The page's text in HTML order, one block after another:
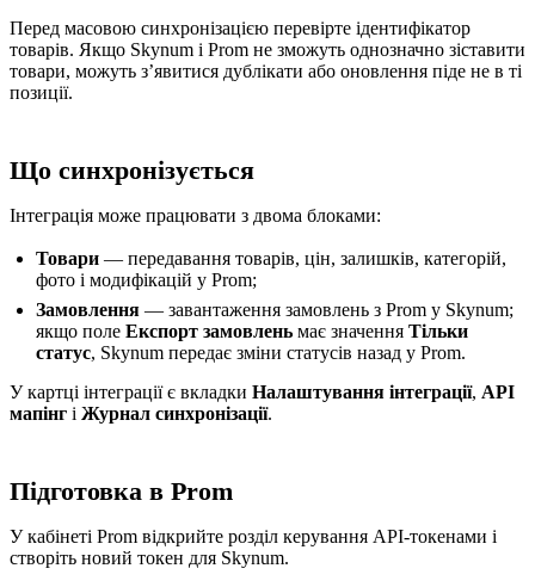
Перед масовою синхронізацією перевірте ідентифікатор
товарів. Якщо Skynum і Prom не зможуть однозначно зіставити
товари, можуть зʼявитися дублікати або оновлення піде не в ті
позиції.
Що синхронізується
Інтеграція може працювати з двома блоками:
Товари— передавання товарів, цін, залишків, категорій,
фото і модифікацій у Prom;
Замовлення— завантаження замовлень з Prom у Skynum;
якщо поле Експорт замовленьмає значення Тільки
статус, Skynum передає зміни статусів назад у Prom.
У картці інтеграції є вкладки Налаштування інтеграції, API
мапінг і Журнал синхронізації.
Підготовка в Prom
У кабінеті Prom відкрийте розділ керування API-токенами і
створіть новий токен для Skynum.